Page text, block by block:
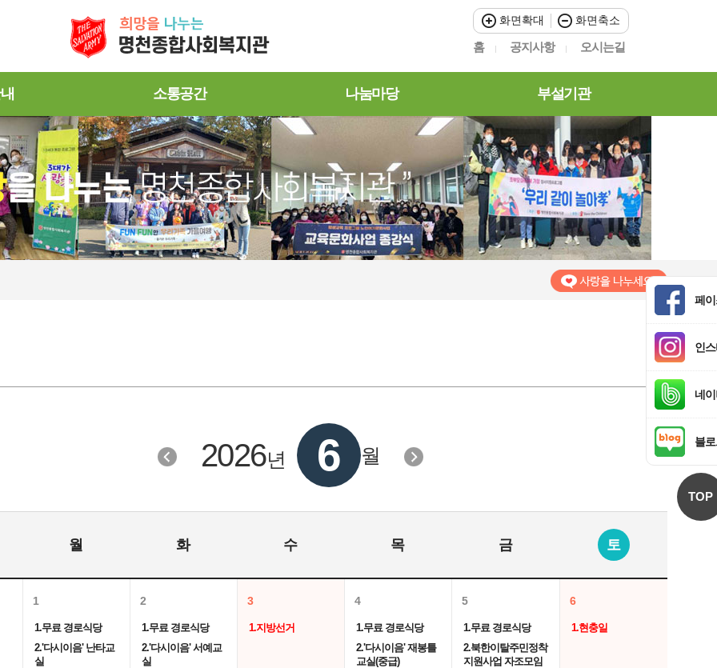
화면확대 화면축소
홈 공지사항 오시는길
소통공간 나눔마당 부설기관
페
인
네
블
TOP
2026년 6 월
월 화 수 목 금 토
1
1.무료 경로식당
2.'다시이음' 난타교
실
2
1.무료 경로식당
2.'다시이음' 서예교
실
3
1.지방선거
4
1.무료 경로식당
2.'다시이음' 재봉틀
교실(중급)
5
1.무료 경로식당
2.북한이탈주민정착
지원사업 자조모임
6
1.현충일